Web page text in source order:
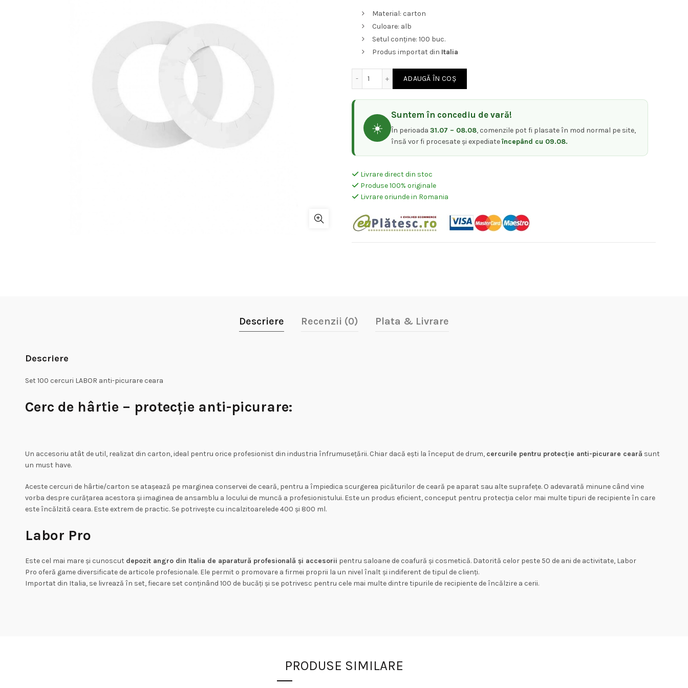
Material: carton
Culoare: alb
Setul conține: 100 buc.
Produs importat din Italia
Cantitate Set 100 cercuri LABOR anti-picurare ceara
ADAUGĂ ÎN COȘ
☀️
Suntem în concediu de vară!
În perioada 31.07 – 08.08, comenzile pot fi plasate în mod normal pe site,
însă vor fi procesate și expediateîncepând cu 09.08.
Livrare direct din stoc
Produse 100% originale
Livrare oriunde in Romania
Descriere Recenzii (0) Plata & Livrare
Descriere
Set 100 cercuri LABOR anti-picurare ceara
Cerc de hârtie – protecție anti-picurare:
Un accesoriu atât de util, realizat din carton, ideal pentru orice profesionist din industria înfrumusețării. Chiar dacă ești la început de drum, cercurile pentru protecție anti-picurare ceară sunt
un must have.
Aceste cercuri de hârtie/carton se atașează pe marginea conservei de ceară, pentru a împiedica scurgerea picăturilor de ceară pe aparat sau alte suprafețe. O adevarată minune când vine
vorba despre curățarea acestora și imaginea de ansamblu a locului de muncă a profesionistului. Este un produs eficient, conceput pentru protecția celor mai multe tipuri de recipiente în care
este încălzită ceara. Este extrem de practic. Se potrivește cu incalzitoarelede 400 și 800 ml.
Labor Pro
Este cel mai mare și cunoscut depozit angro din Italia de aparatură profesională și accesorii pentru saloane de coafură și cosmetică. Datorită celor peste 50 de ani de activitate, Labor
Pro oferă game diversificate de articole profesionale. Ele permit o promovare a firmei proprii la un nivel înalt și indiferent de tipul de clienți.
Importat din Italia, se livrează în set, fiecare set conținând 100 de bucăți și se potrivesc pentru cele mai multe dintre tipurile de recipiente de încălzire a cerii.
PRODUSE SIMILARE